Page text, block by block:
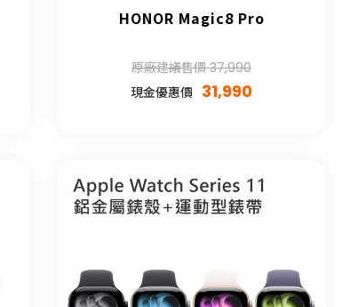
HONOR Magic8 Pro
原廠建議售價 37,990
現金優惠價 31,990